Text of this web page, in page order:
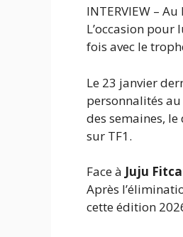
INTERVIEW –
L’occasion
fois avec le
Le 23 janvier
personnalités
des semaines,
sur TF1.
Face à Juju
Après
cette édition